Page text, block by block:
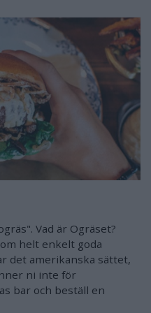
Vad är Ogräset?
helt enkelt goda
det amerikanska sättet,
ni inte för
bar och beställ en